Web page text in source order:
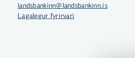
landsbankinn@landsbankinn.is
Lagalegur fyrirvari